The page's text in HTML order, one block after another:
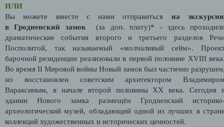
ИЛИ
Вы можете вместе с нами отправиться на
в Гродненский замок
(за доп. плату)* - здесь
драматические события второго и третьего разделов
Посполитой, так называемый «молчаливый сейм».
барочной резиденции реализовали в первой половине XVIII
Во время II Мировой войны Новый замок был частично
но восстановлен советским архитектором
Вараксиным, в начале второй половины XX века. Сегодня
здании Нового замка размещён Гродненский
археологический музей, обладающий одной из лучших в
коллекций художественных и исторических ценностей.